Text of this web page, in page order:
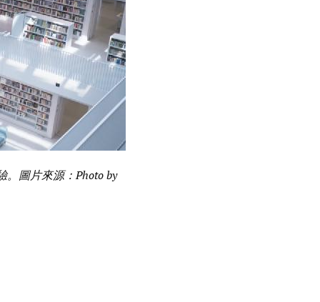
圖片來源：Photo by